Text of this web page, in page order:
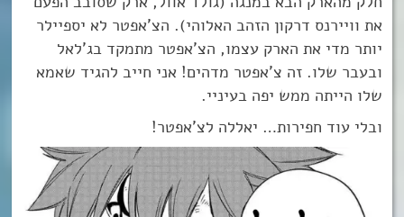
את וויירנס דרקון הזהב האלוהי). הצ’אפטר לא יספיילר
יותר מדי את הארק עצמו, הצ’אפטר מתמקד בג’לאל
ובעבר שלו. זה צ’אפטר מדהים! אני חייב להגיד שאמא
שלו הייתה ממש יפה בעיניי.
ובלי עוד חפירות… יאללה לצ’אפטר!